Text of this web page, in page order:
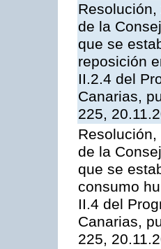
de la
que se
reposición
II.2.4 del
Canarias,
225,
de la
que se
consumo
II.4 del
Canarias,
225,